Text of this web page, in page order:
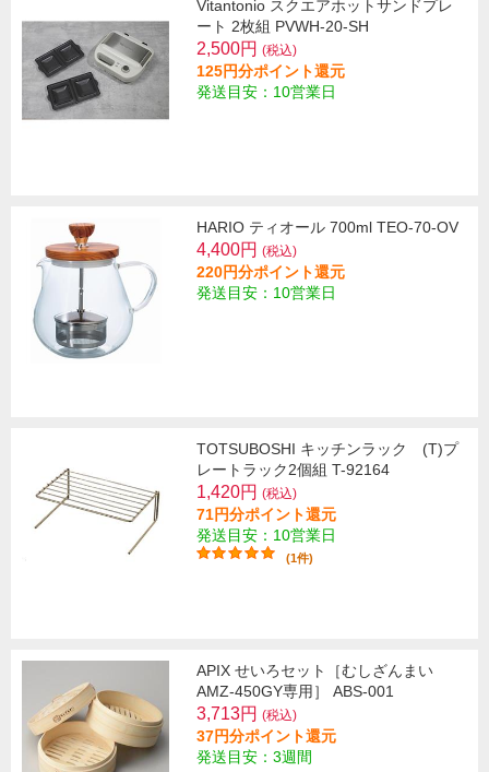
Vitantonio スクエアホットサンドプレ
ート 2枚組 PVWH-20-SH
2,500円 (税込)
125円分ポイント還元
発送目安：10営業日
HARIO ティオール 700ml TEO-70-OV
4,400円 (税込)
220円分ポイント還元
発送目安：10営業日
TOTSUBOSHI キッチンラック (T)プ
レートラック2個組 T-92164
1,420円 (税込)
71円分ポイント還元
発送目安：10営業日
(1件)
APIX せいろセット［むしざんまい
AMZ-450GY専用］ ABS-001
3,713円 (税込)
37円分ポイント還元
発送目安：3週間